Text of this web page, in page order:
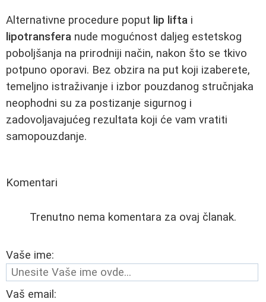
Alternativne procedure poput lip lifta i
lipotransfera nude mogućnost daljeg estetskog
poboljšanja na prirodniji način, nakon što se tkivo
potpuno oporavi. Bez obzira na put koji izaberete,
temeljno istraživanje i izbor pouzdanog stručnjaka
neophodni su za postizanje sigurnog i
zadovoljavajućeg rezultata koji će vam vratiti
samopouzdanje.
Komentari
Trenutno nema komentara za ovaj članak.
Vaše ime:
Vaš email: